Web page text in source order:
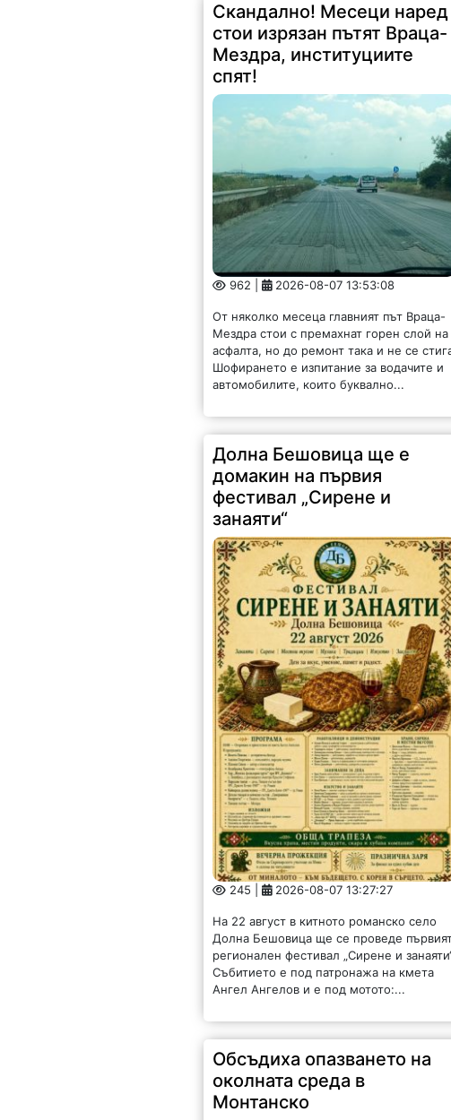
Скандално! Месеци наред
стои изрязан пътят Враца-
Мездра, институциите
спят!
962 | 2026-08-07 13:53:08
От няколко месеца главният път Враца-
Мездра стои с премахнат горен слой на
асфалта, но до ремонт така и не се
Шофирането е изпитание за водачите и
автомобилите, които буквално...
Долна Бешовица ще е
домакин на първия
фестивал „Сирене и
занаяти“
245 | 2026-08-07 13:27:27
На 22 август в китното романско село
Долна Бешовица ще се проведе
регионален фестивал „Сирене и
Събитието е под патронажа на кмета
Ангел Ангелов и е под мотото:...
Обсъдиха опазването на
околната среда в
Монтанско